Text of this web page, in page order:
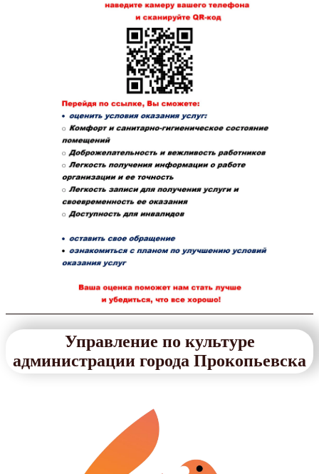
Управление по культуре
администрации города Прокопьевска